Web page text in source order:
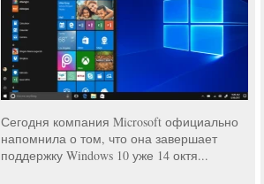
Сегодня компания Microsoft официально
напомнила о том, что она завершает
поддержку Windows 10 уже 14 октя...